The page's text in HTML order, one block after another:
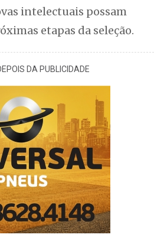
intelectuais possam
etapas da seleção.
DA PUBLICIDADE